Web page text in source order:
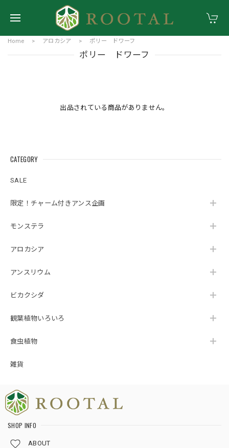
Home アロカシア ポリー ドワーフ
ポリー ドワーフ
出品されている商品がありません。
CATEGORY
SALE
限定！チャーム付きアンス企画
モンステラ
アロカシア
アンスリウム
ビカクシダ
観葉植物いろいろ
食虫植物
雑貨
SHOP INFO
ABOUT